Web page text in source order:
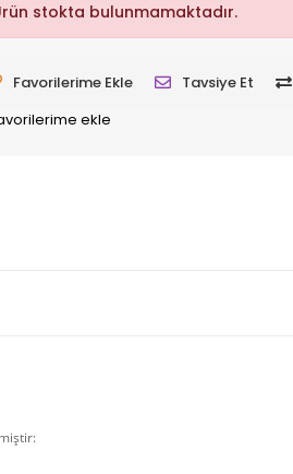
stokta bulunmamaktadır.
Favorilerime Ekle Tavsiye Et
ekle